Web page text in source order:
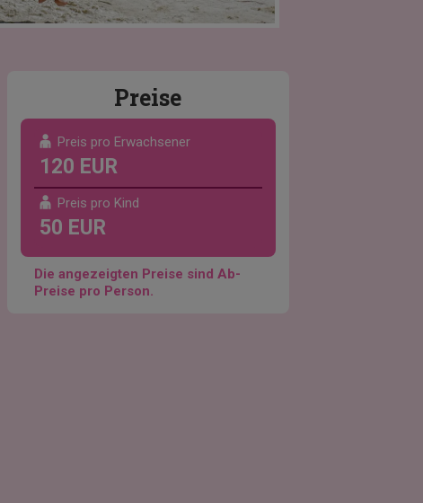
Preise
Preis pro Erwachsener
120 EUR
Preis pro Kind
50 EUR
Die angezeigten Preise sind Ab-
Preise pro Person.